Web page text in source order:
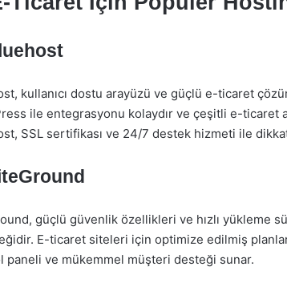
kullanıcı dostu arayüzü ve güçlü e-ticaret
ile entegrasyonu kolaydır ve çeşitli e-ticaret
SSL sertifikası ve 24/7 destek hizmeti ile
güçlü güvenlik özellikleri ve hızlı yükleme
E-ticaret siteleri için optimize edilmiş
paneli ve mükemmel müşteri desteği sunar.